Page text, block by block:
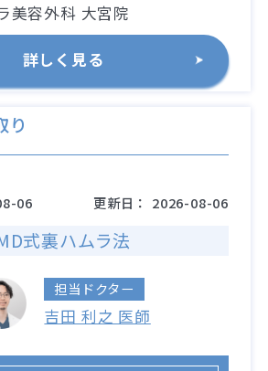
美容外科 大宮院
詳しく見る
り
06 更新日： 2026-08-06
式裏ハムラ法
担当ドクター
吉田 利之 医師